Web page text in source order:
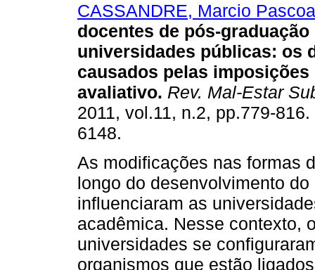
CASSANDRE, Marcio
docentes de pós-graduação
universidades públicas: os
causados pelas
avaliativo. Rev. Mal-Estar
2011, vol.11, n.2, pp.779-
6148.
As modificações nas formas
longo do desenvolvimento
influenciaram as
acadêmica. Nesse contexto,
universidades se
organismos que estão